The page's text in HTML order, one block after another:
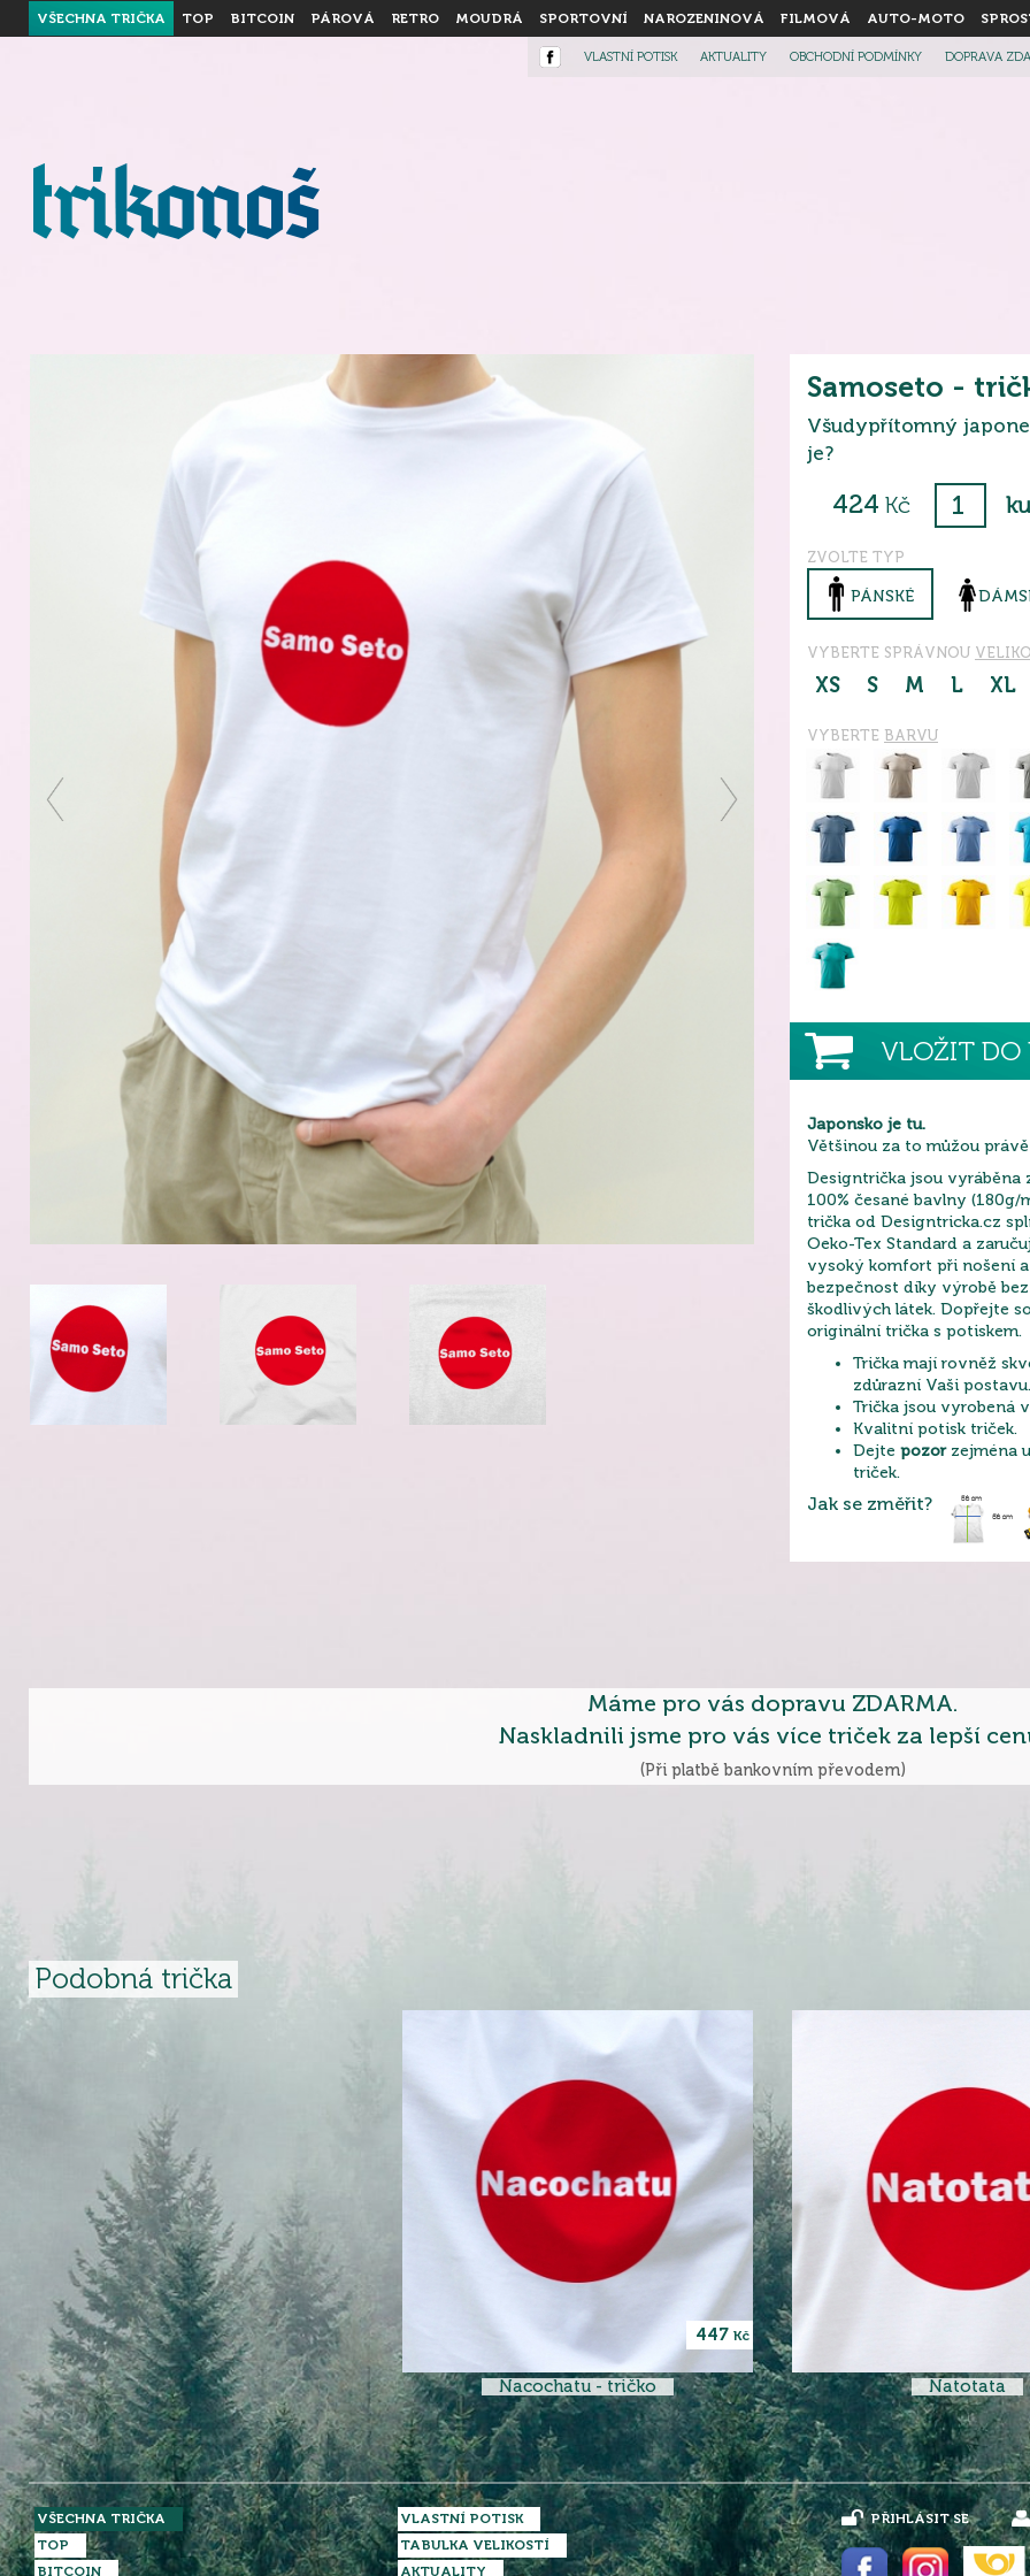
VŠECHNA TRIČKA TOP BITCOIN PÁROVÁ RETRO MOUDRÁ SPORTOVNÍ NAROZENINOVÁ FILMOVÁ AUTO-MOTO
VLASTNÍ POTISK AKTUALITY OBCHODNÍ PODMÍNKY DOPRAVA
Samoseto -
Všudypřítomný
je?
424 Kč
ZVOLTE TYP
PÁNSKÉ
VYBERTE SPRÁVNOU
XS S M L XL
VYBERTE BARVU
VLOŽIT DO
Japonsko je tu.
Většinou za to můžou
Designtrička jsou vyráběna
100% česané bavlny (180g/
trička od Designtricka.cz
Oeko-Tex Standard a
vysoký komfort při nošení
bezpečnost díky výrobě
škodlivých látek. Dopřejte
originální trička s potiskem.
Trička mají rovněž
zdůrazní Vaši postavu.
Trička jsou vyrobená
Kvalitní potisk triček.
Dejte pozorzejména
triček.
Jak se změřit?
Máme pro vás dopravu ZDARMA.
Naskladnili jsme pro vás více triček za lepší
(Při platbě bankovním převodem)
Podobná trička
447 Kč
Nacochatu - tričko Natotata
VŠECHNA TRIČKA
TOP
BITCOIN
VLASTNÍ POTISK
TABULKA VELIKOSTÍ
AKTUALITY
PŘIHLÁSIT SE